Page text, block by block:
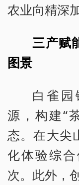
农业向精深
三产赋
图景
白雀园
源，构建“
态。在大尖
化体验综
次。此外，